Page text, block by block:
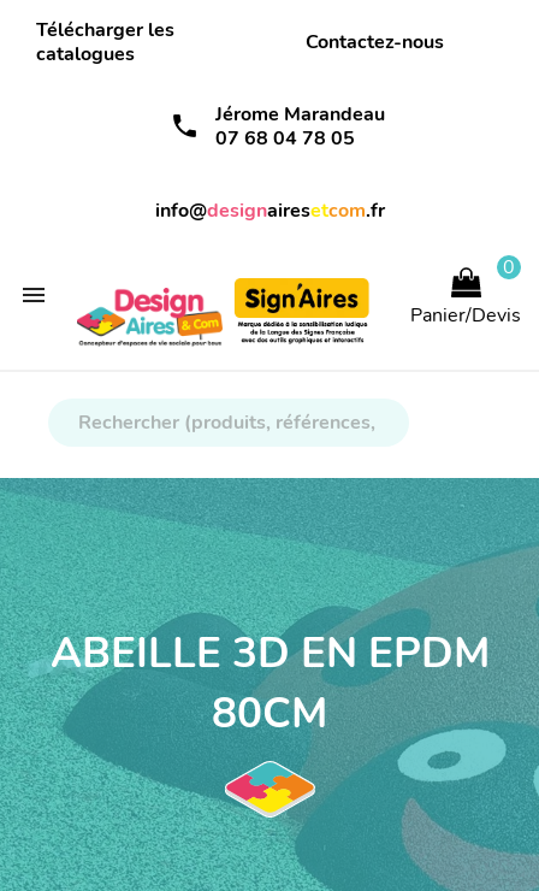
Télécharger les
catalogues
Contactez-nous
call
Jérome Marandeau
07 68 04 78 05
info@designairesetcom.fr

0
Panier/Devis
ABEILLE 3D EN EPDM
80CM